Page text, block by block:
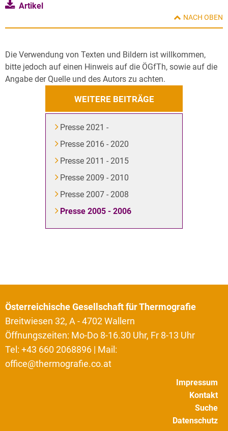
Artikel
NACH OBEN
Die Verwendung von Texten und Bildern ist willkommen,
bitte jedoch auf einen Hinweis auf die ÖGfTh, sowie auf die
Angabe der Quelle und des Autors zu achten.
WEITERE BEITRÄGE
Presse 2021 -
Presse 2016 - 2020
Presse 2011 - 2015
Presse 2009 - 2010
Presse 2007 - 2008
Presse 2005 - 2006
Österreichische Gesellschaft für Thermografie
Breitwiesen 32, A - 4702 Wallern
Öffnungszeiten: Mo-Do 8-16.30 Uhr, Fr 8-13 Uhr
Tel: +43 660 2068896 | Mail:
office@thermografie.co.at
Impressum
Kontakt
Suche
Datenschutz